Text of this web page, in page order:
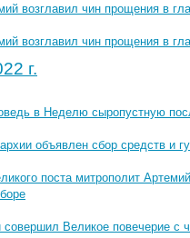
возглавил чин прощения в
возглавил чин прощения в
г.
в Неделю сыропустную
объявлен сбор средств и
поста митрополит
Великое повечерие с